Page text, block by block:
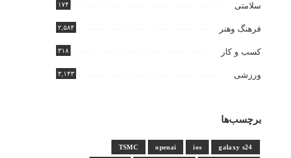
سلامتی ۱۷۴
فرهنگ وهنر ۲,۵۸۴
کسب و کار ۳۱۸
ورزشی ۳,۱۴۳
برچسب‌ها
galaxy s24
ios
openai
TSMC